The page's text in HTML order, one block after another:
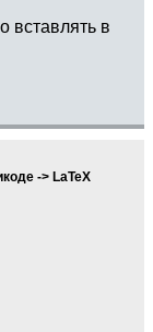
вставлять в
-> LaTeX